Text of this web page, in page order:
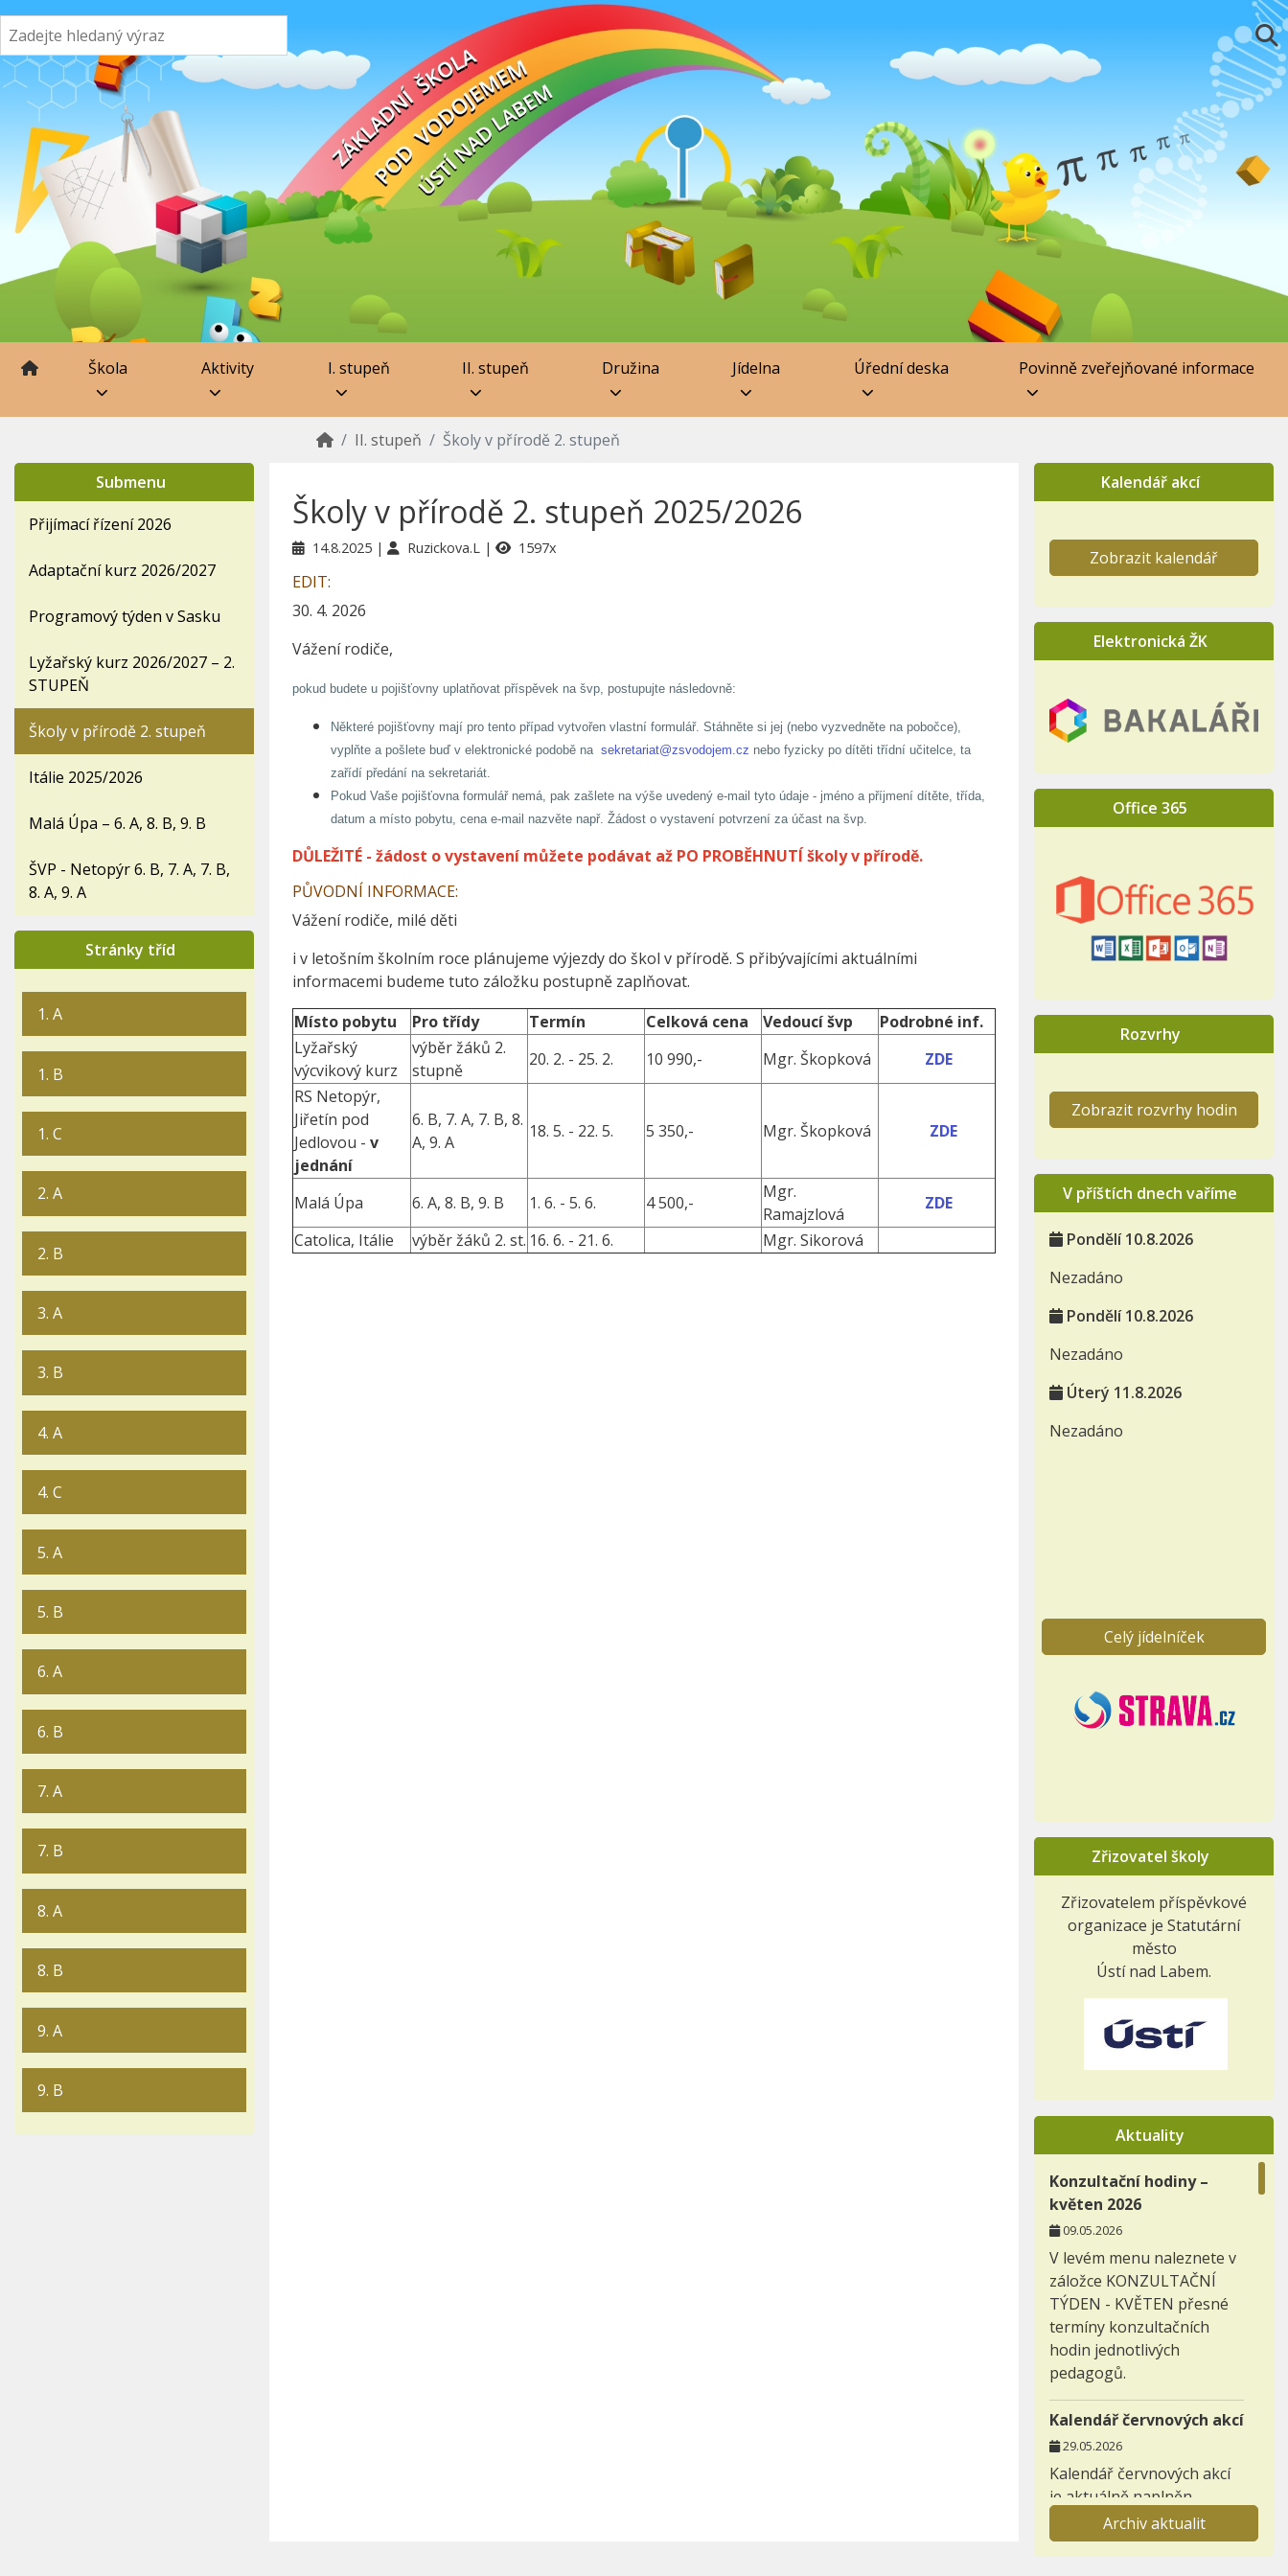
Škola Aktivity I. stupeň II. stupeň Družina Jídelna Úřední deska Povinně zveřejňované informace
II. stupeň Školy v přírodě 2. stupeň
Školy v přírodě 2. stupeň 2025/2026
14.8.2025 Ruzickova.L 1597x
EDIT:
30. 4. 2026
Vážení rodiče,
pokud budete u pojišťovny uplatňovat příspěvek na švp, postupujte následovně:
Některé pojišťovny mají pro tento případ vytvořen vlastní formulář. Stáhněte si jej (nebo vyzvedněte na pobočce),
vyplňte a pošlete buď v elektronické podobě na sekretariat@zsvodojem.cz nebo fyzicky po dítěti třídní učitelce, ta
zařídí předání na sekretariát.
Pokud Vaše pojišťovna formulář nemá, pak zašlete na výše uvedený e-mail tyto údaje - jméno a příjmení dítěte, třída,
datum a místo pobytu, cena e-mail nazvěte např. Žádost o vystavení potvrzení za účast na švp.
DŮLEŽITÉ - žádost o vystavení můžete podávat až PO PROBĚHNUTÍ školy v přírodě.
PŮVODNÍ INFORMACE:
Vážení rodiče, milé děti
i v letošním školním roce plánujeme výjezdy do škol v přírodě. S přibývajícími aktuálními
informacemi budeme tuto záložku postupně zaplňovat.
Místo pobytu
Pro třídy Termín Celková cena Vedoucí švp
Podrobné inf.
Lyžařský
výcvikový kurz
výběr žáků 2.
stupně
20. 2. - 25. 2. 10 990,- Mgr. Škopková
ZDE
RS Netopýr,
Jiřetín pod
Jedlovou - v
jednání
6. B, 7. A, 7. B, 8.
A, 9. A
18. 5. - 22. 5. 5 350,- Mgr. Škopková ZDE
Malá Úpa 6. A, 8. B, 9. B 1. 6. - 5. 6. 4 500,-
Mgr.
Ramajzlová
ZDE
Catolica, Itálie
výběr žáků 2. st. 16. 6. - 21. 6. Mgr. Sikorová
Submenu
Přijímací řízení 2026
Adaptační kurz 2026/2027
Programový týden v Sasku
Lyžařský kurz 2026/2027 – 2.
STUPEŇ
Školy v přírodě 2. stupeň
Itálie 2025/2026
Malá Úpa – 6. A, 8. B, 9. B
ŠVP - Netopýr 6. B, 7. A, 7. B,
8. A, 9. A
Stránky tříd
1. A
1. B
1. C
2. A
2. B
3. A
3. B
4. A
4. C
5. A
5. B
6. A
6. B
7. A
7. B
8. A
8. B
9. A
9. B
Kalendář akcí
Zobrazit kalendář
Elektronická ŽK
Office 365
Rozvrhy
Zobrazit rozvrhy hodin
V příštích dnech vaříme
Pondělí 10.8.2026
Nezadáno
Pondělí 10.8.2026
Nezadáno
Úterý 11.8.2026
Nezadáno
Celý jídelníček
Zřizovatel školy
Zřizovatelem příspěvkové
organizace je Statutární
město
Ústí nad Labem.
Aktuality
Konzultační hodiny –
květen 2026
09.05.2026
V levém menu naleznete v
záložce KONZULTAČNÍ
TÝDEN - KVĚTEN přesné
termíny konzultačních
hodin jednotlivých
pedagogů.
Kalendář červnových akcí
29.05.2026
Kalendář červnových akcí
je aktuálně naplněn.
Záložka nabídka
Archiv aktualit